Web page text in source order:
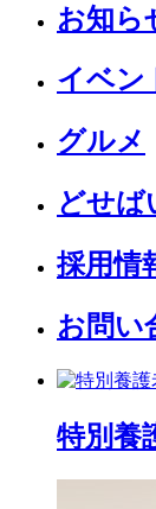
お知ら
イベン
グルメ
どせば
採用情
お問い
特別養